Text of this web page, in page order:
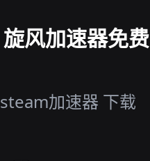
风加速器免费
加速器 下载